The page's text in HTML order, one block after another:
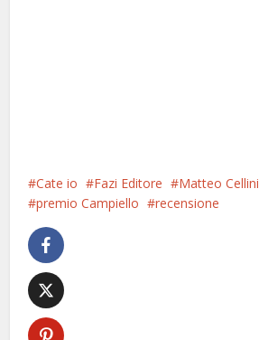
Cate io Fazi Editore Matteo Cellini
premio Campiello
recensione